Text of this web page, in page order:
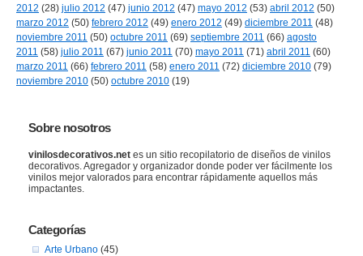
2012 (28) julio 2012 (47) junio 2012 (47) mayo 2012 (53) abril 2012 (50)
marzo 2012 (50) febrero 2012 (49) enero 2012 (49) diciembre 2011 (48)
noviembre 2011 (50) octubre 2011 (69) septiembre 2011 (66) agosto
2011 (58) julio 2011 (67) junio 2011 (70) mayo 2011 (71) abril 2011 (60)
marzo 2011 (66) febrero 2011 (58) enero 2011 (72) diciembre 2010 (79)
noviembre 2010 (50) octubre 2010 (19)
Sobre nosotros
vinilosdecorativos.netes un sitio recopilatorio de diseños de vinilos
decorativos. Agregador y organizador donde poder ver fácilmente los
vinilos mejor valorados para encontrar rápidamente aquellos más
impactantes.
Categorías
Arte Urbano(45)